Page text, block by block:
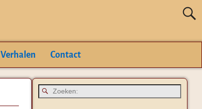
Verhalen Contact